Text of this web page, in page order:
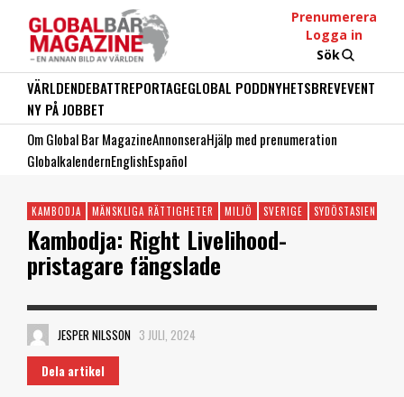
Prenumerera
Logga in
Sök
VÄRLDENDEBATTREPORTAGEGLOBAL PODDNYHETSBREVEVENT
NY PÅ JOBBET
Om Global Bar MagazineAnnonseraHjälp med prenumeration
GlobalkalendernEnglishEspañol
KAMBODJA MÄNSKLIGA RÄTTIGHETER MILJÖ SVERIGE SYDÖSTASIEN
Kambodja: Right Livelihood-
pristagare fängslade
JESPER NILSSON 3 JULI, 2024
Dela artikel